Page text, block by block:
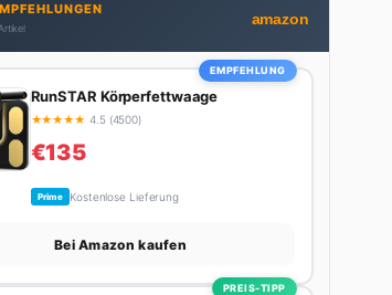
amazon
EMPFEHLUNG
RunSTAR Körperfettwaage
★★★★★ 4.5 (4500)
€135
Prime Kostenlose Lieferung
Bei Amazon kaufen
PREIS-TIPP